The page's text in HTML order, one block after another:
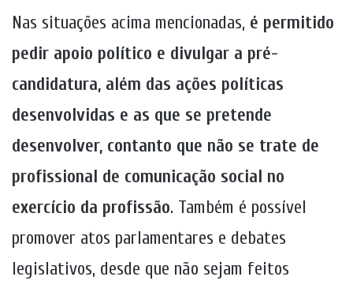
Nas situações acima mencionadas, é permitido
pedir apoio político e divulgar a pré-
candidatura, além das ações políticas
desenvolvidas e as que se pretende
desenvolver, contanto que não se trate de
profissional de comunicação social no
exercício da profissão. Também é possível
promover atos parlamentares e debates
legislativos, desde que não sejam feitos